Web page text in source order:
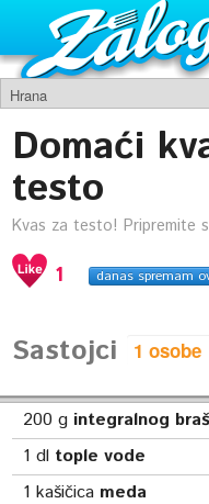
Domaći
testo
Kvas za testo! Pripremite
1 danas spremam
Sastojci
200 g integralnog
1 dl tople vode
1 kašičica meda